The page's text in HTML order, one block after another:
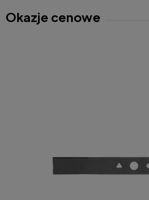
Okazje cenowe